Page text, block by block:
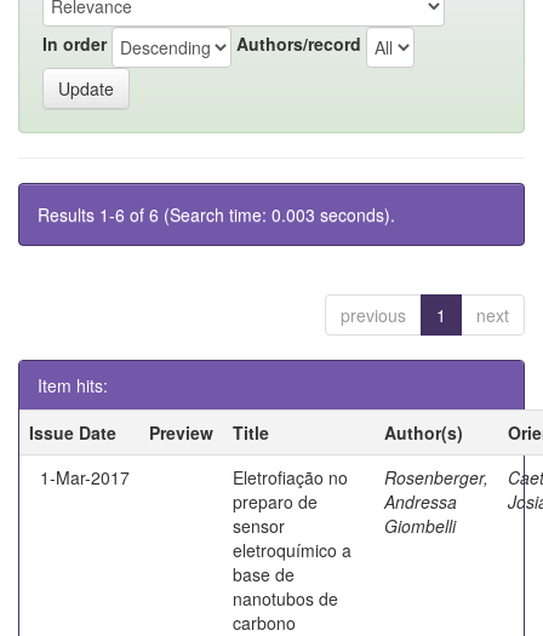
In order Authors/record
Results 1-6 of 6 (Search time: 0.003 seconds).
previous 1 next
Item hits:
Issue Date
Preview Title Author(s)
1-Mar-2017
Eletrofiação no
preparo de
sensor
eletroquímico a
base de
nanotubos de
carbono
Rosenberger,
Andressa
Giombelli